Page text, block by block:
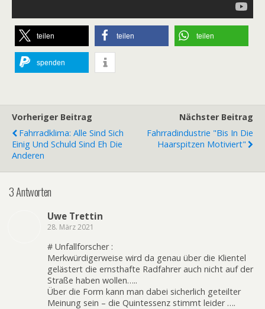
teilen teilen teilen
spenden
Vorheriger Beitrag
Fahrradklima: Alle Sind Sich
Einig Und Schuld Sind Eh Die
Anderen
Nächster Beitrag
Fahrradindustrie "bis In Die
Haarspitzen Motiviert"
3 Antworten
Uwe Trettin
28. März 2021
# Unfallforscher :
Merkwürdigerweise wird da genau über die Klientel
gelästert die ernsthafte Radfahrer auch nicht auf der
Straße haben wollen…..
Über die Form kann man dabei sicherlich geteilter
Meinung sein – die Quintessenz stimmt leider ….